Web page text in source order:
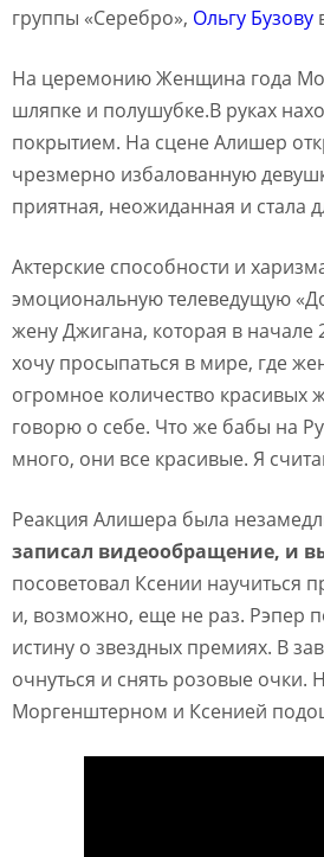
группы «Серебро», Ольгу Бузову
На церемонию Женщина года
шляпке и полушубке.В руках
покрытием. На сцене Алишер
чрезмерно избалованную
приятная, неожиданная и стала
Актерские способности и
эмоциональную телеведущую
жену Джигана, которая в начале
хочу просыпаться в мире, где
огромное количество красивых
говорю о себе. Что же бабы на
много, они все красивые. Я
Реакция Алишера была
записал видеообращение, и
посоветовал Ксении научиться
и, возможно, еще не раз. Рэпер
истину о звездных премиях. В
очнуться и снять розовые
Моргенштерном и Ксенией